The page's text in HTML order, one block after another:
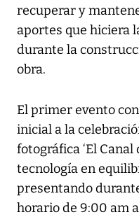
recuperar y
aportes que hiciera
durante la
obra.
El primer evento
inicial a la
fotográfica ‘El
tecnología en
presentando
horario de 9:00 am a